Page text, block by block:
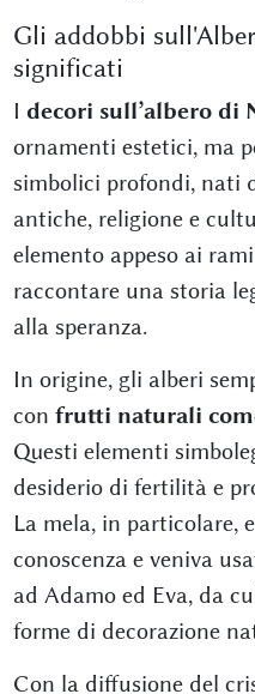
Gli addobbi
significati
I decori sull’albero di
ornamenti estetici, ma
simbolici profondi, nati
antiche, religione e
elemento appeso ai
raccontare una storia
alla speranza.
In origine, gli alberi
con frutti naturali
Questi elementi
desiderio di fertilità e
La mela, in particolare,
conoscenza e veniva
ad Adamo ed Eva, da
forme di decorazione
Con la diffusione del